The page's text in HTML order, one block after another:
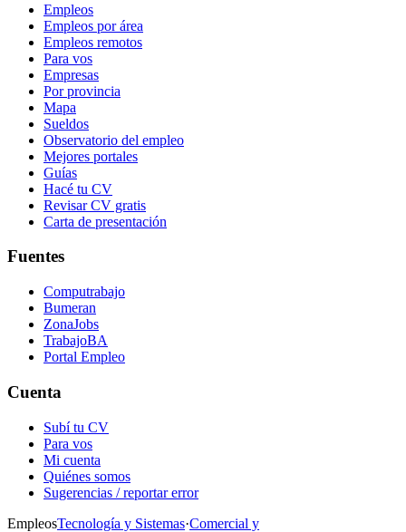
Empleos
Empleos por área
Empleos remotos
Para vos
Empresas
Por provincia
Mapa
Sueldos
Observatorio del empleo
Mejores portales
Guías
Hacé tu CV
Revisar CV gratis
Carta de presentación
Fuentes
Computrabajo
Bumeran
ZonaJobs
TrabajoBA
Portal Empleo
Cuenta
Subí tu CV
Para vos
Mi cuenta
Quiénes somos
Sugerencias / reportar error
EmpleosTecnología y Sistemas·Comercial y